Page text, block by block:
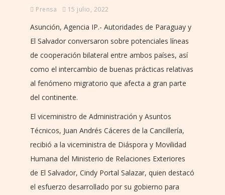
Prensa 15 julio, 2022
Asunción, Agencia IP.- Autoridades de Paraguay y
El Salvador conversaron sobre potenciales líneas
de cooperación bilateral entre ambos países, así
como el intercambio de buenas prácticas relativas
al fenómeno migratorio que afecta a gran parte
del continente.
El viceministro de Administración y Asuntos
Técnicos, Juan Andrés Cáceres de la Cancillería,
recibió a la viceministra de Diáspora y Movilidad
Humana del Ministerio de Relaciones Exteriores
de El Salvador, Cindy Portal Salazar, quien destacó
el esfuerzo desarrollado por su gobierno para